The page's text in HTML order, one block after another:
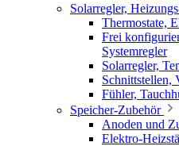
Solarregler,
Thermostate,
Frei
Systemregler
Solarregler,
Schnittstellen,
Fühler,
Speicher-Zubehör
Anoden und
Elektro-